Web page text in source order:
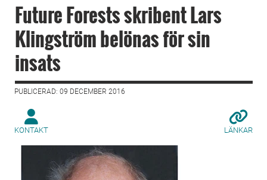
Future Forests skribent Lars
Klingström belönas för sin
insats
PUBLICERAD: 09 DECEMBER 2016
KONTAKT LÄNKAR